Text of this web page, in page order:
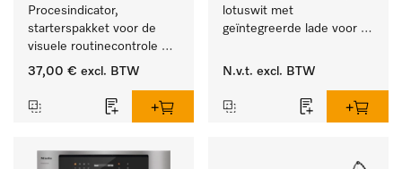
Procesindicator,
starterspakket voor de
visuele routinecontrole
tijdens het reinigings- en
37,00 € excl. BTW
lotuswit met
geïntegreerde lade voor
comfortabele was-
N.v.t. excl. BTW